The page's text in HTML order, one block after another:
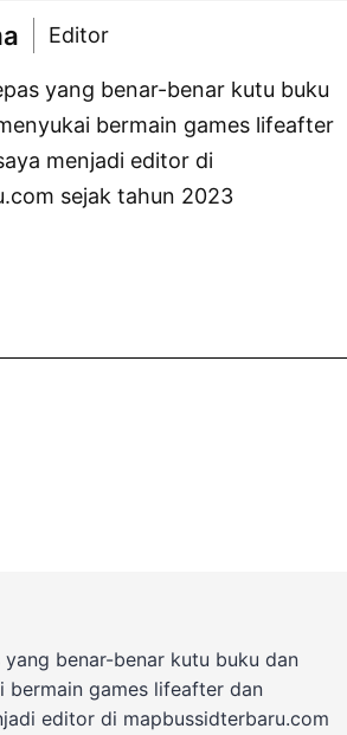
Editor
yang benar-benar kutu buku
bermain games lifeafter
menjadi editor di
sejak tahun 2023
benar-benar kutu buku dan
bermain games lifeafter dan
editor di mapbussidterbaru.com